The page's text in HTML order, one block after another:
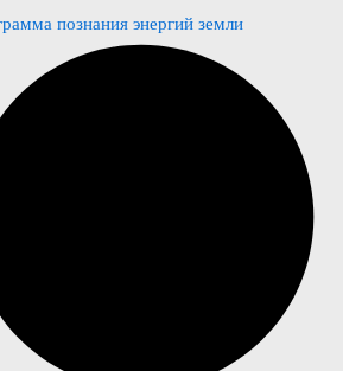
познания энергий земли